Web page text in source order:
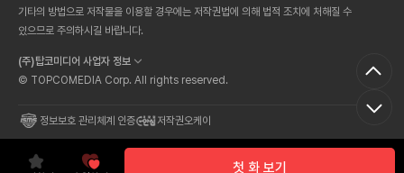
첫 화 보기
기타의 방법으로 저작물을 이용할 경우에는 저작권법에 의해 법적 조치에 처해질 수
있으므로 주의하시길 바랍니다.
(주)탑코미디어 사업자 정보
© TOPCOMEDIA Corp. All rights reserved.
정보보호 관리체계 인증 저작권오케이